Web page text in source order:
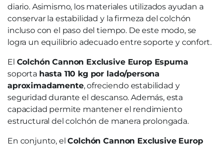
diario. Asimismo, los materiales utilizados ayudan a
conservar la estabilidad y la firmeza del colchón
incluso con el paso del tiempo. De este modo, se
logra un equilibrio adecuado entre soporte y confort.
El Colchón Cannon Exclusive Europ Espuma
soporta hasta 110 kg por lado/persona
aproximadamente, ofreciendo estabilidad y
seguridad durante el descanso. Además, esta
capacidad permite mantener el rendimiento
estructural del colchón de manera prolongada.
En conjunto, elColchón Cannon Exclusive Europ